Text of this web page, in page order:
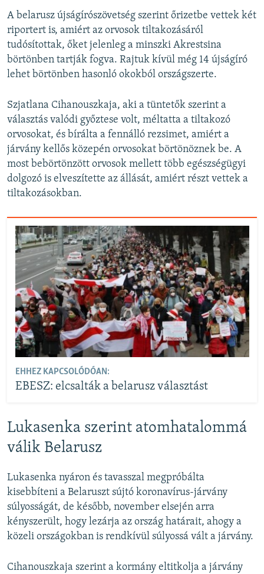
A belarusz újságírószövetség szerint őrizetbe vettek két
riportert is, amiért az orvosok tiltakozásáról
tudósítottak, őket jelenleg a minszki Akrestsina
börtönben tartják fogva. Rajtuk kívül még 14 újságíró
lehet börtönben hasonló okokból országszerte.
Szjatlana Cihanouszkaja, aki a tüntetők szerint a
választás valódi győztese volt, méltatta a tiltakozó
orvosokat, és bírálta a fennálló rezsimet, amiért a
járvány kellős közepén orvosokat börtönöznek be. A
most bebörtönzött orvosok mellett több egészségügyi
dolgozó is elveszítette az állását, amiért részt vettek a
tiltakozásokban.
EHHEZ KAPCSOLÓDÓAN:
EBESZ: elcsalták a belarusz választást
Lukasenka szerint atomhatalommá
válik Belarusz
Lukasenka nyáron és tavasszal megpróbálta
kisebbíteni a Belaruszt sújtó koronavírus-járvány
súlyosságát, de később, november elsején arra
kényszerült, hogy lezárja az ország határait, ahogy a
közeli országokban is rendkívül súlyossá vált a járvány.
Cihanouszkaja szerint a kormány eltitkolja a járvány